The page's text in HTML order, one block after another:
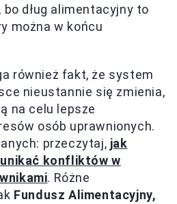
bo dług alimentacyjny to
można w końcu
również fakt, że system
nieustannie się zmienia,
na celu lepsze
osób uprawnionych.
przeczytaj, jak
konfliktów w
. Różne
Fundusz Alimentacyjny,